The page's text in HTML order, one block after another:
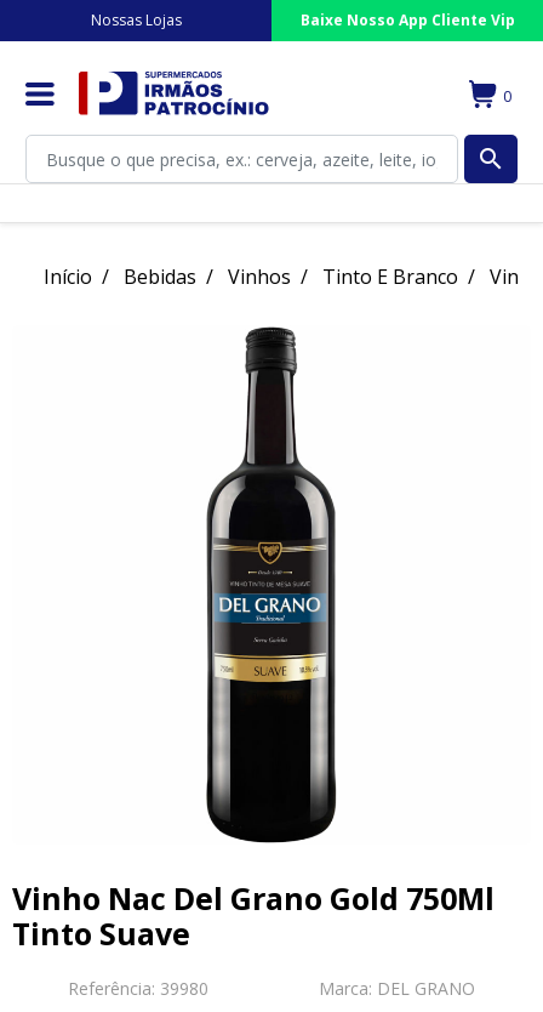
Nossas Lojas Baixe Nosso App Cliente Vip
0
search
Início Bebidas Vinhos Tinto E Branco
Vinho Nac Del Grano Gold 750Ml
Tinto Suave
Referência: 39980 Marca: DEL GRANO